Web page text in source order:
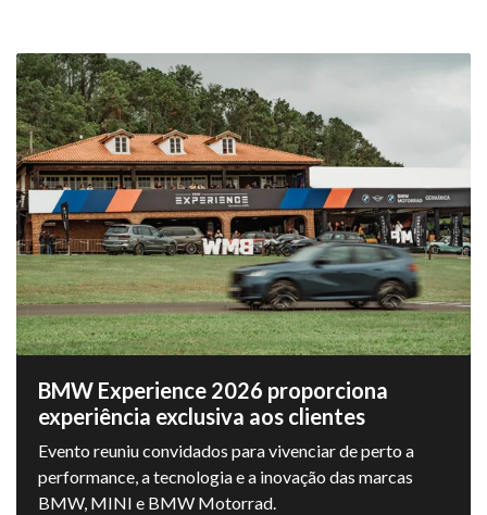
BMW Experience 2026 proporciona
experiência exclusiva aos clientes
Evento reuniu convidados para vivenciar de perto a
performance, a tecnologia e a inovação das marcas
BMW, MINI e BMW Motorrad.